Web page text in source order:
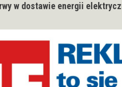
w dostawie energii